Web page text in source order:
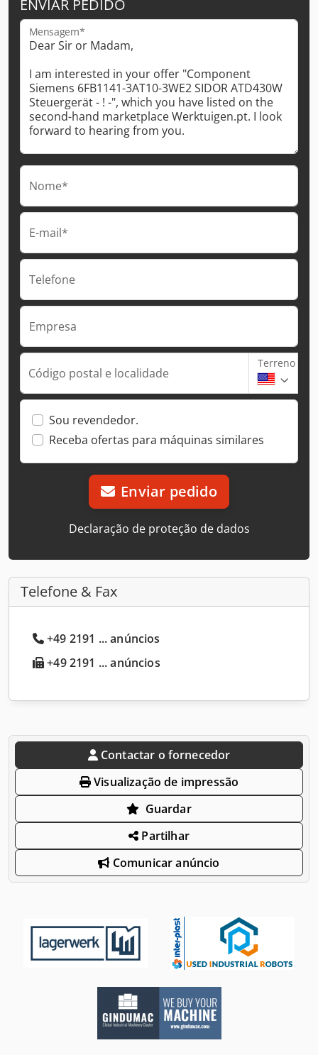
ENVIAR PEDIDO
Mensagem*
Nome*
E-mail*
Telefone
Empresa
Código postal e localidade
Terreno
Sou revendedor.
Receba ofertas para máquinas similares
Enviar pedido
Declaração de proteção de dados
Telefone & Fax
+49 2191 ... anúncios
+49 2191 ... anúncios
Contactar o fornecedor
Visualização de impressão
Guardar
Partilhar
Comunicar anúncio